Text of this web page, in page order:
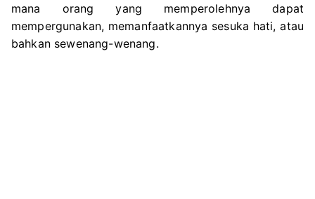
mana orang yang memperolehnya dapat
mempergunakan, memanfaatkannya sesuka hati, atau
bahkan sewenang-wenang.